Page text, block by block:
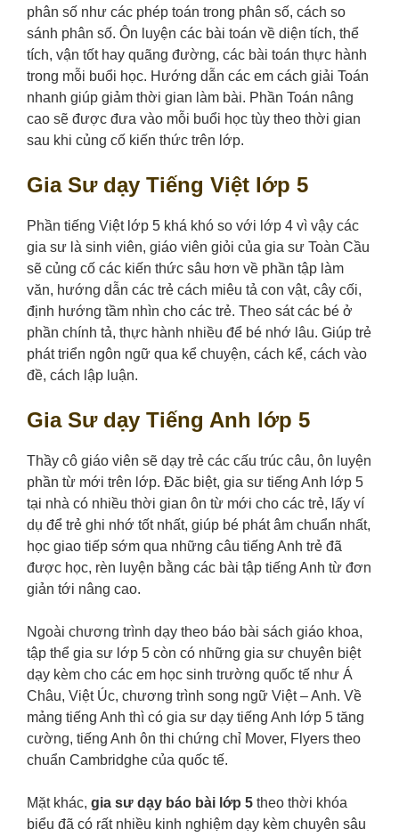
phân số như các phép toán trong phân số, cách so
sánh phân số. Ôn luyện các bài toán về diện tích, thể
tích, vận tốt hay quãng đường, các bài toán thực hành
trong mỗi buổi học. Hướng dẫn các em cách giải Toán
nhanh giúp giảm thời gian làm bài. Phần Toán nâng
cao sẽ được đưa vào mỗi buổi học tùy theo thời gian
sau khi củng cố kiến thức trên lớp.
Gia Sư dạy Tiếng Việt lớp 5
Phần tiếng Việt lớp 5 khá khó so với lớp 4 vì vậy các
gia sư là sinh viên, giáo viên giỏi của gia sư Toàn Cầu
sẽ củng cố các kiến thức sâu hơn về phần tập làm
văn, hướng dẫn các trẻ cách miêu tả con vật, cây cối,
định hướng tầm nhìn cho các trẻ. Theo sát các bé ở
phần chính tả, thực hành nhiều để bé nhớ lâu. Giúp trẻ
phát triển ngôn ngữ qua kể chuyện, cách kể, cách vào
đề, cách lập luận.
Gia Sư dạy Tiếng Anh lớp 5
Thầy cô giáo viên sẽ dạy trẻ các cấu trúc câu, ôn luyện
phần từ mới trên lớp. Đăc biệt, gia sư tiếng Anh lớp 5
tại nhà có nhiều thời gian ôn từ mới cho các trẻ, lấy ví
dụ để trẻ ghi nhớ tốt nhất, giúp bé phát âm chuẩn nhất,
học giao tiếp sớm qua những câu tiếng Anh trẻ đã
được học, rèn luyện bằng các bài tập tiếng Anh từ đơn
giản tới nâng cao.
Ngoài chương trình dạy theo báo bài sách giáo khoa,
tập thể gia sư lớp 5 còn có những gia sư chuyên biệt
dạy kèm cho các em học sinh trường quốc tế như Á
Châu, Việt Úc, chương trình song ngữ Việt – Anh. Về
mảng tiếng Anh thì có gia sư dạy tiếng Anh lớp 5 tăng
cường, tiếng Anh ôn thi chứng chỉ Mover, Flyers theo
chuẩn Cambridghe của quốc tế.
Mặt khác, gia sư dạy báo bài lớp 5 theo thời khóa
biểu đã có rất nhiều kinh nghiệm dạy kèm chuyên sâu